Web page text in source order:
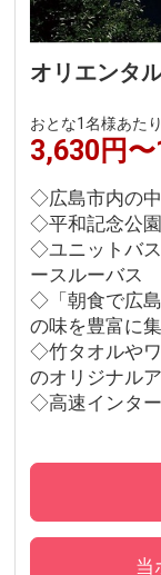
オリエンタ
おとな1名様あたり
3,630円
◇広島市内の
◇平和記念公園
◇ユニットバ
ースルーバス
◇「朝食で広
の味を豊富に
◇竹タオルや
のオリジナル
◇高速インタ
当